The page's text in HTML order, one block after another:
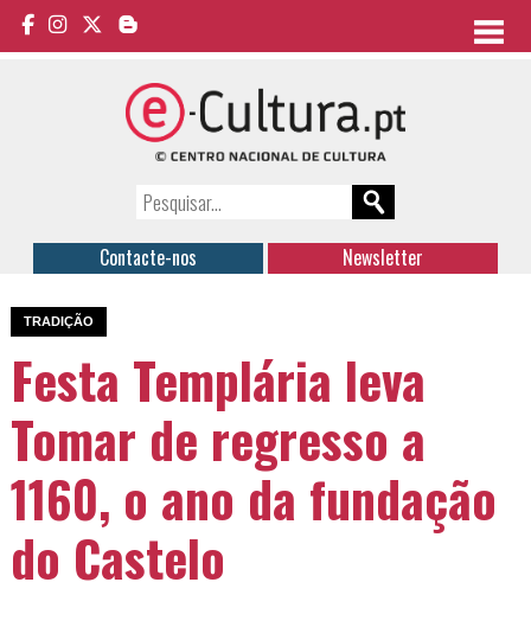
Contacte-nos Newsletter
TRADIÇÃO
Festa Templária leva
Tomar de regresso a
1160, o ano da fundação
do Castelo